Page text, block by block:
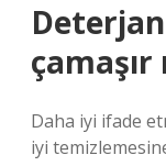
çamaşır
Daha iyi ifade
iyi